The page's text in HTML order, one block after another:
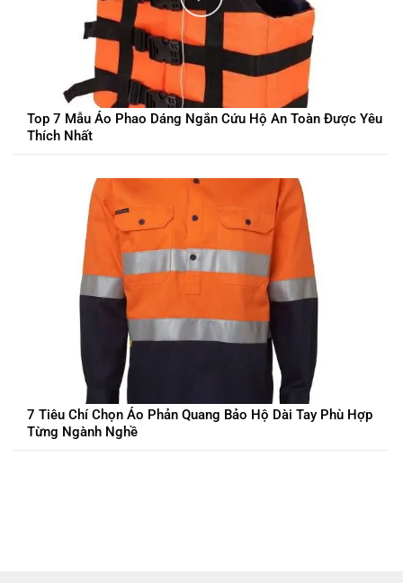
Top 7 Mẫu Áo Phao Dáng Ngắn Cứu Hộ An Toàn Được Yêu
Thích Nhất
7 Tiêu Chí Chọn Áo Phản Quang Bảo Hộ Dài Tay Phù Hợp
Từng Ngành Nghề